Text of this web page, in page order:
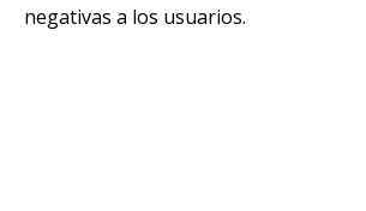
negativas a los usuarios.